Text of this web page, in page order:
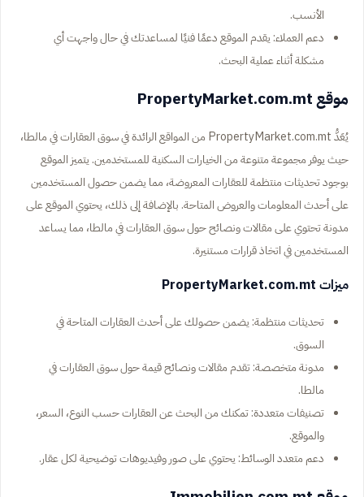
الأنسب.
دعم العملاء: يقدم الموقع دعمًا فنيًا لمساعدتك في حال واجهت أي
مشكلة أثناء عملية البحث.
موقع PropertyMarket.com.mt
يُعَدُّ PropertyMarket.com.mt من المواقع الرائدة في سوق العقارات في مالطا،
حيث يوفر مجموعة متنوعة من الخيارات السكنية للمستخدمين. يتميز الموقع
بوجود تحديثات منتظمة للعقارات المعروضة، مما يضمن حصول المستخدمين
على أحدث المعلومات والعروض المتاحة. بالإضافة إلى ذلك، يحتوي الموقع على
مدونة تحتوي على مقالات ونصائح حول سوق العقارات في مالطا، مما يساعد
المستخدمين في اتخاذ قرارات مستنيرة.
ميزات PropertyMarket.com.mt
تحديثات منتظمة: يضمن حصولك على أحدث العقارات المتاحة في
السوق.
مدونة متخصصة: تقدم مقالات ونصائح قيمة حول سوق العقارات في
مالطا.
تصنيفات متعددة: تمكنك من البحث عن العقارات حسب النوع، السعر،
والموقع.
دعم متعدد الوسائط: يحتوي على صور وفيديوهات توضيحية لكل عقار.